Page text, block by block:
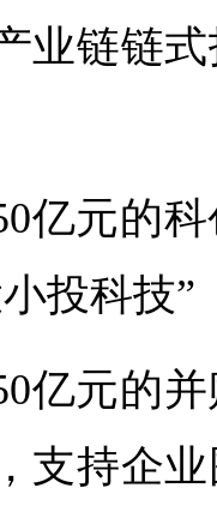
业链链
亿元的
投科技”
亿元的
支持企